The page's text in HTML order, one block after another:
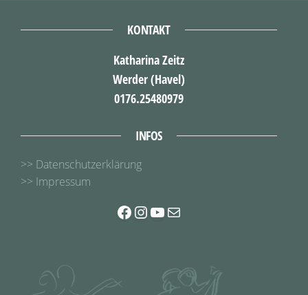
KONTAKT
Katharina Zeitz
Werder (Havel)
0176.25480979
INFOS
>> Datenschutzerklärung
>> Impressum